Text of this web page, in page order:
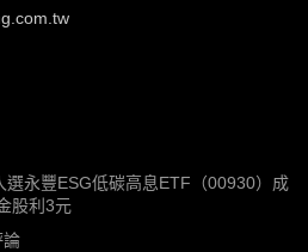
永豐ESG低碳高息ETF（00930）成
股利3元
論